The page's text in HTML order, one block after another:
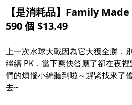
【是消耗品】Family
590 個 $13.49
上一次水球大戰因為它大獲全勝，
繼續 PK，當下爽快答應了卻在夜
們的煩惱小編聽到啦～趕緊找來了
去~